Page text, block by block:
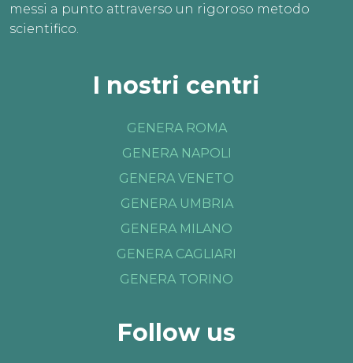
messi a punto attraverso un rigoroso metodo
scientifico.
I nostri centri
GENERA ROMA
GENERA NAPOLI
GENERA VENETO
GENERA UMBRIA
GENERA MILANO
GENERA CAGLIARI
GENERA TORINO
Follow us